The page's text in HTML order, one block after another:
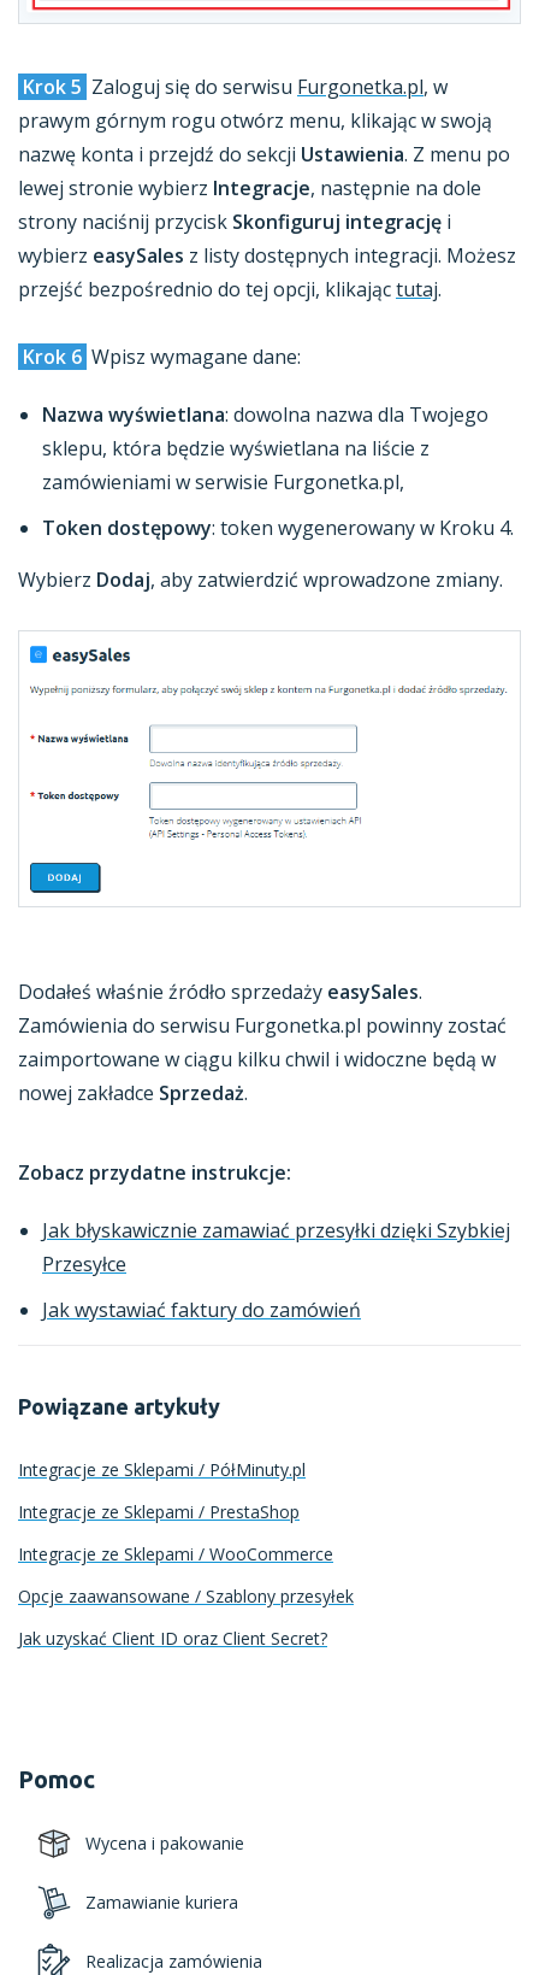
Pomoc
Wycena i pakowanie
Zamawianie kuriera
Realizacja zamówienia
Krok 5 Zaloguj się do serwisu Furgonetka.pl, w
prawym górnym rogu otwórz menu, klikając w swoją
nazwę konta i przejdź do sekcji Ustawienia. Z menu po
lewej stronie wybierz Integracje, następnie na dole
strony naciśnij przycisk Skonfiguruj integrację i
wybierz easySales z listy dostępnych integracji. Możesz
przejść bezpośrednio do tej opcji, klikająctutaj.
Krok 6 Wpisz wymagane dane:
Nazwa wyświetlana: dowolna nazwa dla Twojego
sklepu, która będzie wyświetlana na liście z
zamówieniami w serwisie Furgonetka.pl,
Token dostępowy: token wygenerowany w Kroku 4.
Wybierz Dodaj, aby zatwierdzić wprowadzone zmiany.
Dodałeś właśnie źródło sprzedaży easySales.
Zamówienia do serwisu Furgonetka.pl powinny zostać
zaimportowane w ciągu kilku chwil i widoczne będą w
nowej zakładce Sprzedaż.
Zobacz przydatne instrukcje:
Jak błyskawicznie zamawiać przesyłki dzięki Szybkiej
Przesyłce
Jak wystawiać faktury do zamówień
Powiązane artykuły
Integracje ze Sklepami / PółMinuty.pl
Integracje ze Sklepami / PrestaShop
Integracje ze Sklepami / WooCommerce
Opcje zaawansowane / Szablony przesyłek
Jak uzyskać Client ID oraz Client Secret?